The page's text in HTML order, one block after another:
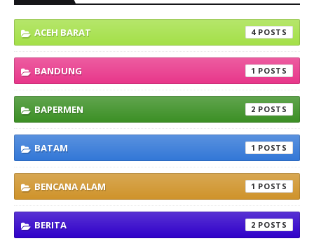
ACEH BARAT 4
BANDUNG 1
BAPERMEN 2
BATAM 1
BENCANA ALAM 1
BERITA 2